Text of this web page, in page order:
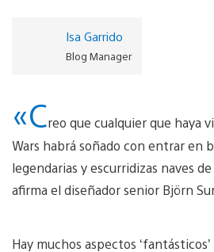
Isa Garrido
Blog Manager
«Creo que cualquier que haya
Wars habrá soñado con entrar en
legendarias y escurridizas naves
afirma el diseñador senior Björn
Hay muchos aspectos